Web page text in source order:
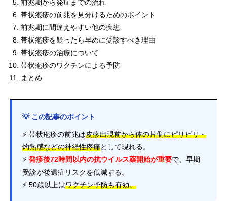
前兆期から発症までの流れ
帯状疱疹の前兆を見分けるためのポイント
前兆期に間違えやすい他の疾患
帯状疱疹を疑ったら早めに受診すべき理由
帯状疱疹の治療について
帯状疱疹のワクチンによる予防
まとめ
💡 この記事のポイント
⚡ 帯状疱疹の前兆は皮疹出現前から体の片側にピリピリ・
灼熱感などの神経性疼痛として現れる。
⚡ 発疹後72時間以内の抗ウイルス薬開始が重要で、早期
受診が後遺症リスクを低減する。
⚡ 50歳以上はワクチン予防も有効。